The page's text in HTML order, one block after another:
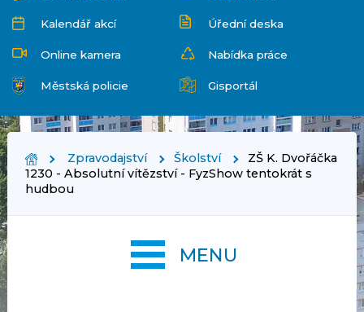
Kalendář akcí Úřední deska
Online kamera Nabídka práce
Městská policie Gisportál
Zpravodajství Školství
ZŠ K. Dvořáčka
1230 - Absolutní vítězství - FyzShow tentokrát s
hudbou
MENU